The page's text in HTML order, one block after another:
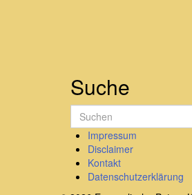
Suche
Search
for:
Impressum
Disclaimer
Kontakt
Datenschutzerklärung